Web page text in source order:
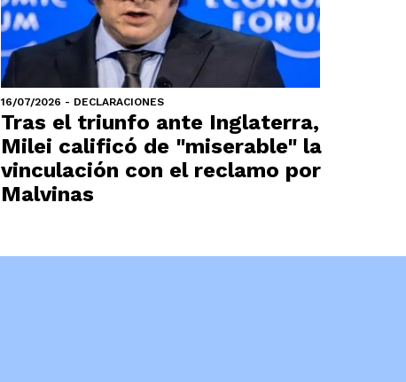
16/07/2026 - DECLARACIONES
Tras el triunfo ante Inglaterra,
Milei calificó de "miserable" la
vinculación con el reclamo por
Malvinas